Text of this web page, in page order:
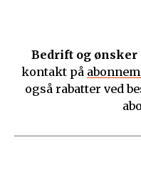
Bedrift og ønsker
kontakt på
også rabatter ved